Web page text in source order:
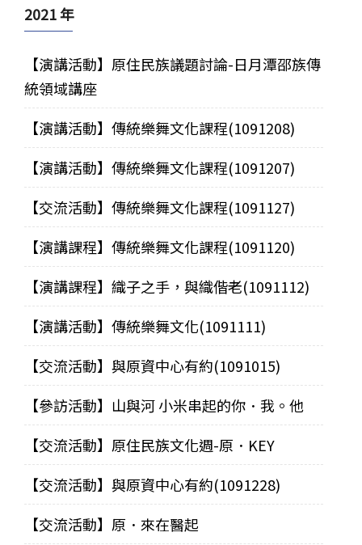
2021 年
【演講活動】原住民族議題討論-日月潭邵族傳
統領域講座
【演講活動】傳統樂舞文化課程(1091208)
【演講活動】傳統樂舞文化課程(1091207)
【交流活動】傳統樂舞文化課程(1091127)
【演講課程】傳統樂舞文化課程(1091120)
【演講課程】織子之手，與織偕老(1091112)
【演講活動】傳統樂舞文化(1091111)
【交流活動】與原資中心有約(1091015)
【參訪活動】山與河 小米串起的你．我。他
【交流活動】原住民族文化週-原．KEY
【交流活動】與原資中心有約(1091228)
【交流活動】原．來在醫起